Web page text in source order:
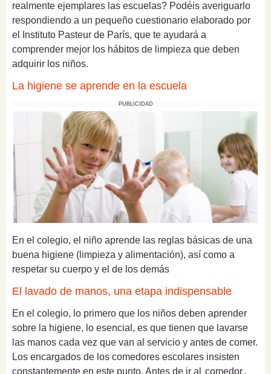
realmente ejemplares las escuelas? Podéis averiguarlo
respondiendo a un pequeño cuestionario elaborado por
el Instituto Pasteur de París, que te ayudará a
comprender mejor los hábitos de limpieza que deben
adquirir los niños.
La higiene se aprende en la escuela
PUBLICIDAD
En el colegio, el niño aprende las reglas básicas de una
buena higiene (limpieza y alimentación), así como a
respetar su cuerpo y el de los demás
El lavado de manos, una etapa indispensable
En el colegio, lo primero que los niños deben aprender
sobre la higiene, lo esencial, es que tienen que lavarse
las manos cada vez que van al servicio y antes de comer.
Los encargados de los comedores escolares insisten
constantemente en este punto. Antes de ir al
comedor,